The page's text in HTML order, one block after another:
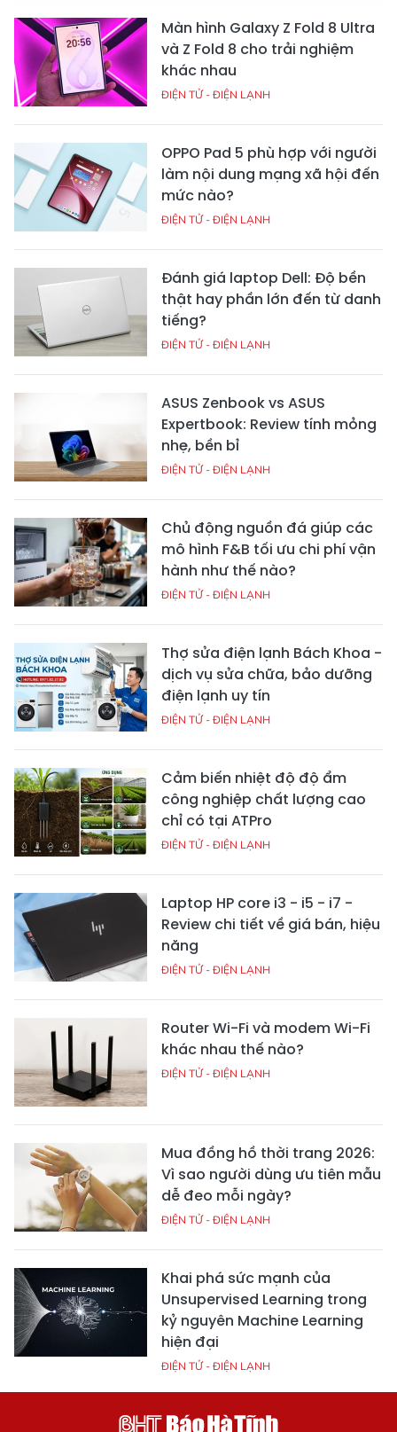
Màn hình Galaxy Z Fold 8 Ultra
và Z Fold 8 cho trải nghiệm
khác nhau
ĐIỆN TỬ - ĐIỆN LẠNH
OPPO Pad 5 phù hợp với người
làm nội dung mạng xã hội đến
mức nào?
ĐIỆN TỬ - ĐIỆN LẠNH
Đánh giá laptop Dell: Độ bền
thật hay phần lớn đến từ danh
tiếng?
ĐIỆN TỬ - ĐIỆN LẠNH
ASUS Zenbook vs ASUS
Expertbook: Review tính mỏng
nhẹ, bền bỉ
ĐIỆN TỬ - ĐIỆN LẠNH
Chủ động nguồn đá giúp các
mô hình F&B tối ưu chi phí vận
hành như thế nào?
ĐIỆN TỬ - ĐIỆN LẠNH
Thợ sửa điện lạnh Bách Khoa -
dịch vụ sửa chữa, bảo dưỡng
điện lạnh uy tín
ĐIỆN TỬ - ĐIỆN LẠNH
Cảm biến nhiệt độ độ ẩm
công nghiệp chất lượng cao
chỉ có tại ATPro
ĐIỆN TỬ - ĐIỆN LẠNH
Laptop HP core i3 - i5 - i7 -
Review chi tiết về giá bán, hiệu
năng
ĐIỆN TỬ - ĐIỆN LẠNH
Router Wi-Fi và modem Wi-Fi
khác nhau thế nào?
ĐIỆN TỬ - ĐIỆN LẠNH
Mua đồng hồ thời trang 2026:
Vì sao người dùng ưu tiên mẫu
dễ đeo mỗi ngày?
ĐIỆN TỬ - ĐIỆN LẠNH
Khai phá sức mạnh của
Unsupervised Learning trong
kỷ nguyên Machine Learning
hiện đại
ĐIỆN TỬ - ĐIỆN LẠNH